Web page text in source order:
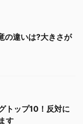
の違いは?大きさが
トップ10！反対に
す